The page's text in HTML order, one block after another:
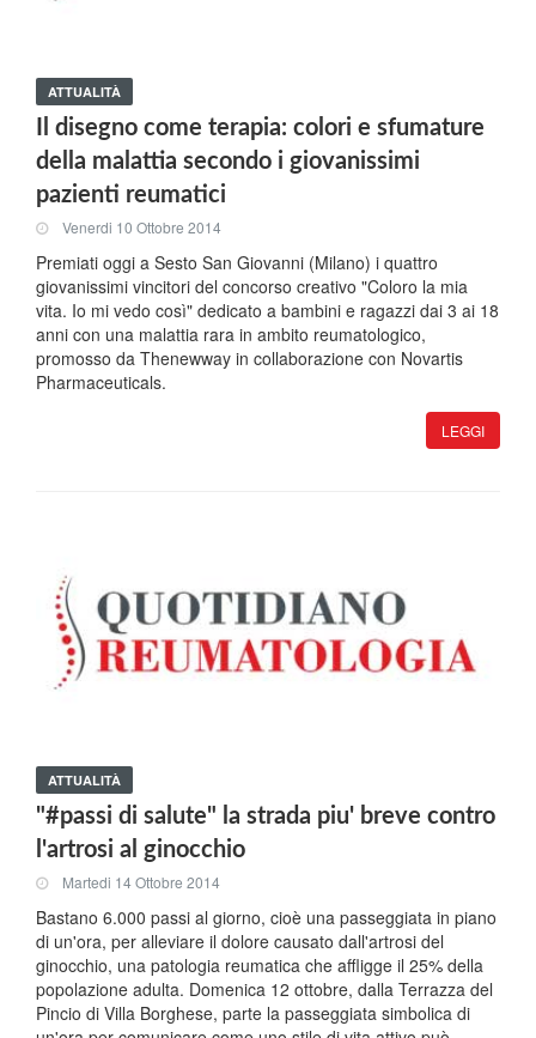
ATTUALITÀ
Il disegno come terapia: colori e sfumature
della malattia secondo i giovanissimi
pazienti reumatici
Venerdi 10 Ottobre 2014
Premiati oggi a Sesto San Giovanni (Milano) i quattro
giovanissimi vincitori del concorso creativo "Coloro la mia
vita. Io mi vedo così" dedicato a bambini e ragazzi dai 3 ai 18
anni con una malattia rara in ambito reumatologico,
promosso da Thenewway in collaborazione con Novartis
Pharmaceuticals.
LEGGI
ATTUALITÀ
"#passi di salute" la strada piu' breve contro
l'artrosi al ginocchio
Martedi 14 Ottobre 2014
Bastano 6.000 passi al giorno, cioè una passeggiata in piano
di un'ora, per alleviare il dolore causato dall'artrosi del
ginocchio, una patologia reumatica che affligge il 25% della
popolazione adulta. Domenica 12 ottobre, dalla Terrazza del
Pincio di Villa Borghese, parte la passeggiata simbolica di